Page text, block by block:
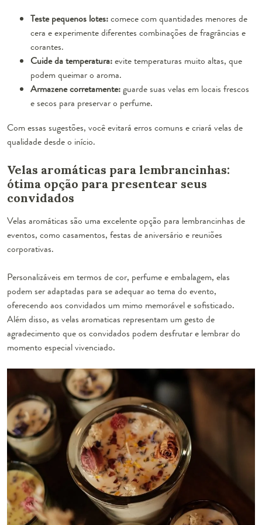
Teste pequenos lotes:comece com quantidades menores de
cera e experimente diferentes combinações de fragrâncias e
corantes.
Cuide da temperatura:evite temperaturas muito altas, que
podem queimar o aroma.
Armazene corretamente:guarde suas velas em locais frescos
e secos para preservar o perfume.
Com essas sugestões, você evitará erros comuns e criará velas de
qualidade desde o início.
Velas aromáticas para lembrancinhas:
ótima opção para presentear seus
convidados
Velas aromáticas são uma excelente opção para lembrancinhas de
eventos, como casamentos, festas de aniversário e reuniões
corporativas.
Personalizáveis em termos de cor, perfume e embalagem, elas
podem ser adaptadas para se adequar ao tema do evento,
oferecendo aos convidados um mimo memorável e sofisticado.
Além disso, as velas aromaticas representam um gesto de
agradecimento que os convidados podem desfrutar e lembrar do
momento especial vivenciado.